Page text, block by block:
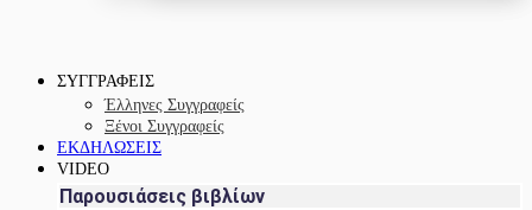
ΣΥΓΓΡΑΦΕΙΣ
Έλληνες Συγγραφείς
Ξένοι Συγγραφείς
ΕΚΔΗΛΩΣΕΙΣ
VIDEO
Παρουσιάσεις βιβλίων